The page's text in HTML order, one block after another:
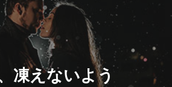
凍えないよう